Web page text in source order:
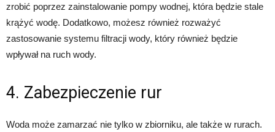
zrobić poprzez zainstalowanie pompy wodnej, która będzie stale
krążyć wodę. Dodatkowo, możesz również rozważyć
zastosowanie systemu filtracji wody, który również będzie
wpływał na ruch wody.
4. Zabezpieczenie rur
Woda może zamarzać nie tylko w zbiorniku, ale także w rurach.